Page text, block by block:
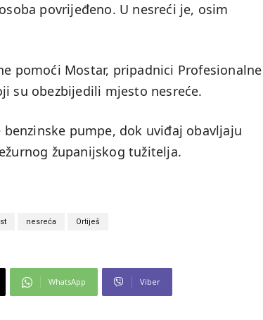
povrijeđeno. U nesreći je, osim
pomoći Mostar, pripadnici Profesionalne
su obezbijedili mjesto nesreće.
pumpe, dok uviđaj obavljaju
županijskog tužitelja.
nesreća Ortiješ
WhatsApp Viber